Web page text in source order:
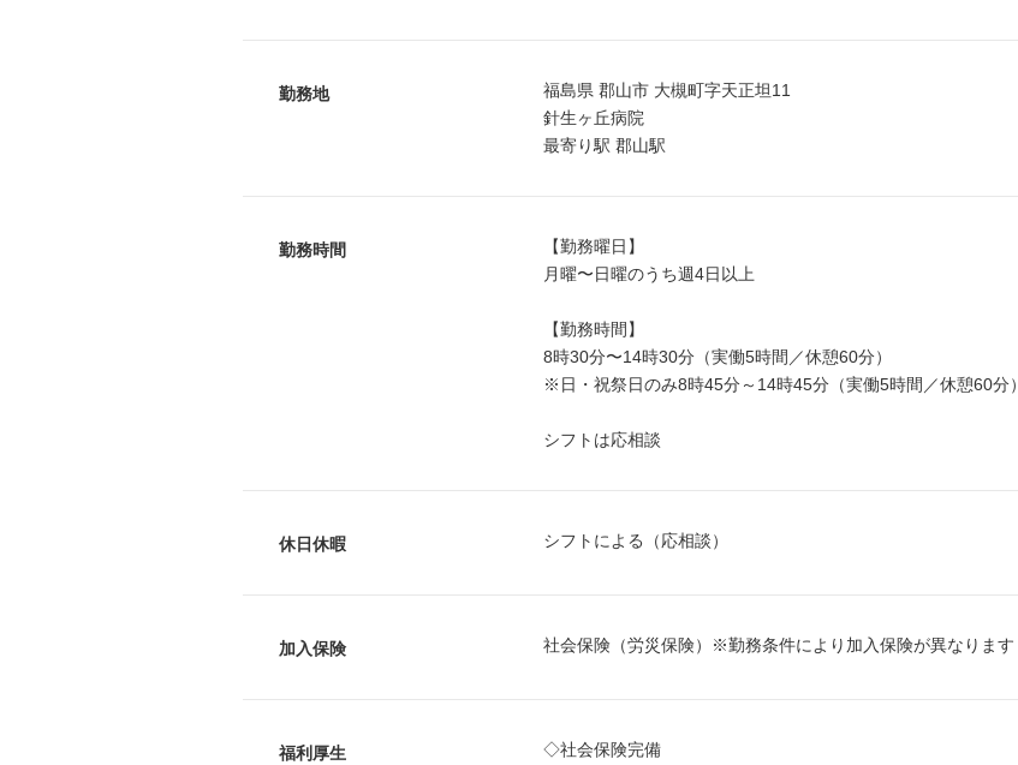
勤務地
福島県 郡山市 大槻町字天正坦11
針生ヶ丘病院
最寄り駅 郡山駅
勤務時間
【勤務曜日】
月曜〜日曜のうち週4日以上
【勤務時間】
8時30分〜14時30分（実働5時間／休憩60分）
※日・祝祭日のみ8時45分～14時45分（実働5時間／休憩60分）
シフトは応相談
休日休暇 シフトによる（応相談）
加入保険 社会保険（労災保険）※勤務条件により加入保険が異なります
福利厚生 ◇社会保険完備